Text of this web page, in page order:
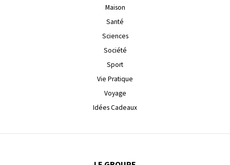
Maison
Santé
Sciences
Société
Sport
Vie Pratique
Voyage
Idées Cadeaux